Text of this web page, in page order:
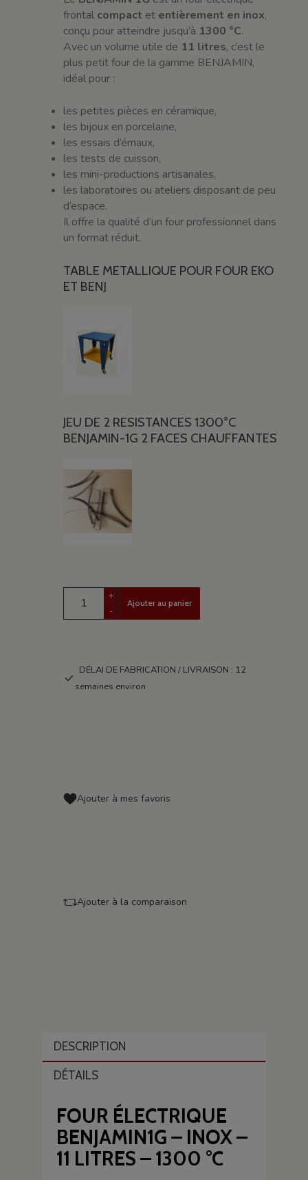
frontal compact et entièrement en inox,
conçu pour atteindre jusqu’à 1300 °C.
Avec un volume utile de 11 litres, c’est le
plus petit four de la gamme BENJAMIN,
idéal pour :
les petites pièces en céramique,
les bijoux en porcelaine,
les essais d’émaux,
les tests de cuisson,
les mini-productions artisanales,
les laboratoires ou ateliers disposant de peu
d’espace.
Il offre la qualité d’un four professionnel dans
un format réduit.
TABLE METALLIQUE POUR FOUR EKO
ET BENJ
JEU DE 2 RESISTANCES 1300°C
BENJAMIN-1G 2 FACES CHAUFFANTES
+
-
Ajouter au panier
DÉLAI DE FABRICATION / LIVRAISON : 12
semaines environ
Ajouter à mes favoris
Ajouter à la comparaison
DESCRIPTION
DÉTAILS
FOUR ÉLECTRIQUE
BENJAMIN1G – INOX –
11 LITRES – 1300 °C